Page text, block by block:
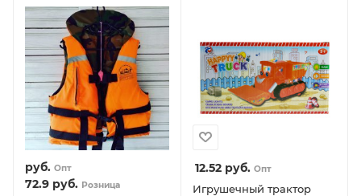
руб. Опт
72.9 руб. Розница
12.52руб. Опт
Игрушечный трактор